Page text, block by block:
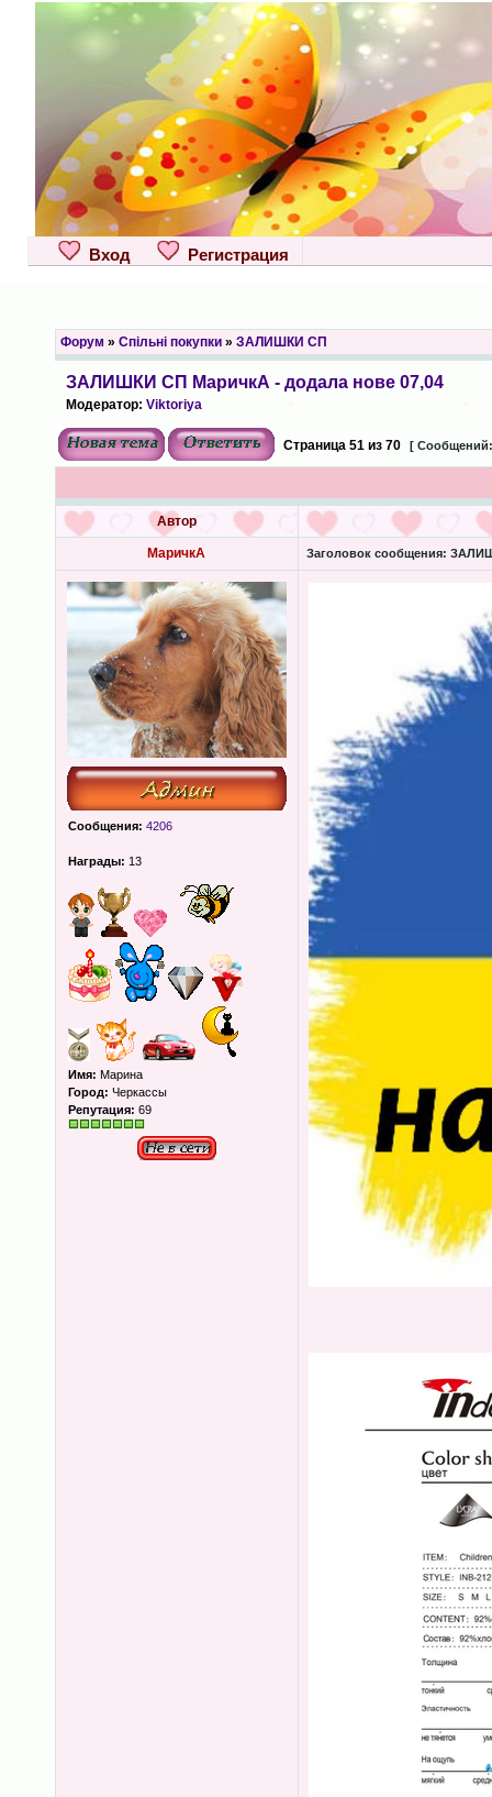
Вход Регистрация
Форум » Спільні покупки» ЗАЛИШКИ СП
ЗАЛИШКИ СП МаричкА - додала нове 07,04
Модератор: Viktoriya
Страница 51из 70 [
Автор
МаричкА Заголовок сообщения:
Сообщения: 4206
Награды: 13
Имя: Марина
Город: Черкассы
Репутация: 69